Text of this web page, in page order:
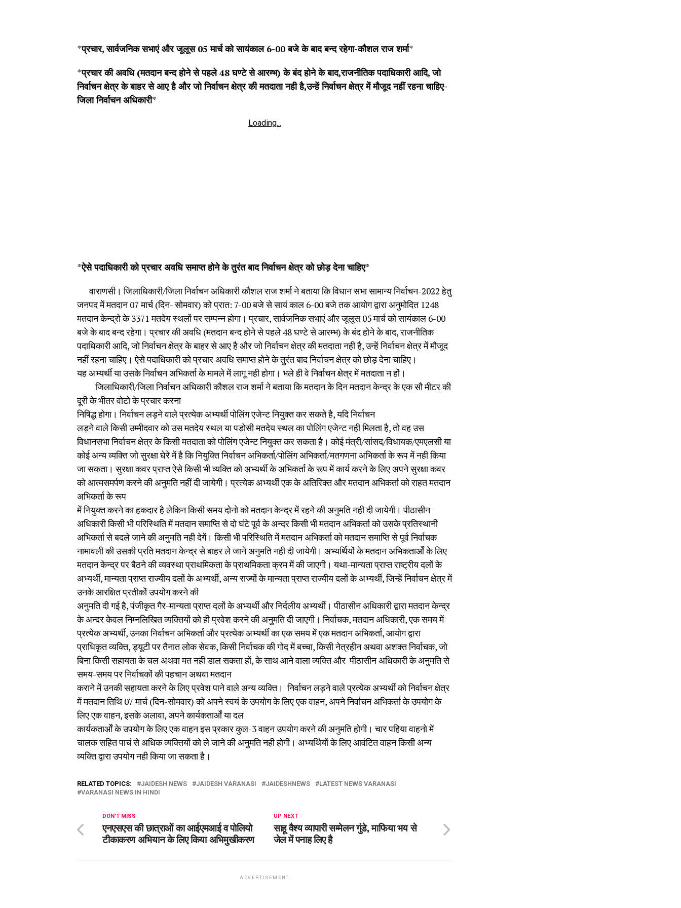
*प्रचार, सार्वजनिक सभाएं और जूलूस 05 मार्च को सायंकाल 6-00 बजे के बाद बन्द रहेगा-कौशल राज शर्मा*
*प्रचार की अवधि (मतदान बन्द होने से पहले 48 घण्टे से आरम्भ) के बंद होने के बाद,राजनीतिक पदाधिकारी आदि, जो
निर्वाचन क्षेत्र के बाहर से आए है और जो निर्वाचन क्षेत्र की मतदाता नही है,उन्हें निर्वाचन क्षेत्र में मौजूद नहीं रहना चाहिए-
जिला निर्वाचन अधिकारी*
Loading...
*ऐसे पदाधिकारी को प्रचार अवधि समाप्त होने के तुरंत बाद निर्वाचन क्षेत्र को छोड़ देना चाहिए*
वाराणसी। जिलाधिकारी/जिला निर्वाचन अधिकारी कौशल राज शर्मा ने बताया कि विधान सभा सामान्य निर्वाचन-2022 हेतु
जनपद में मतदान 07 मार्च (दिन- सोमवार) को प्रात: 7-00 बजे से सायं काल 6-00 बजे तक आयोग द्वारा अनुमोदित 1248
मतदान केन्द्रो के 3371 मतदेय स्थलों पर सम्पन्न होगा। प्रचार, सार्वजनिक सभाएं और जूलूस 05 मार्च को सायंकाल 6-00
बजे के बाद बन्द रहेगा। प्रचार की अवधि (मतदान बन्द होने से पहले 48 घण्टे से आरम्भ) के बंद होने के बाद, राजनीतिक
पदाधिकारी आदि, जो निर्वाचन क्षेत्र के बाहर से आए है और जो निर्वाचन क्षेत्र की मतदाता नही है, उन्हें निर्वाचन क्षेत्र में मौजूद
नहीं रहना चाहिए। ऐसे पदाधिकारी को प्रचार अवधि समाप्त होने के तुरंत बाद निर्वाचन क्षेत्र को छोड़ देना चाहिए।
यह अभ्यर्थी या उसके निर्वाचन अभिकर्ता के मामले में लागू नही होगा। भले ही वे निर्वाचन क्षेत्र में मतदाता न हों।
जिलाधिकारी/जिला निर्वाचन अधिकारी कौशल राज शर्मा ने बताया कि मतदान के दिन मतदान केन्द्र के एक सौ मीटर की
दूरी के भीतर वोटो के प्रचार करना
निषिद्ध होगा। निर्वाचन लड़ने वाले प्रत्येक अभ्यर्थी पोलिंग एजेन्ट नियुक्त कर सकते है, यदि निर्वाचन
लड़ने वाले किसी उम्मीदवार को उस मतदेय स्थल या पड़ोसी मतदेय स्थल का पोलिंग एजेन्ट नही मिलता है, तो वह उस
विधानसभा निर्वाचन क्षेत्र के किसी मतदाता को पोलिंग एजेन्ट नियुक्त कर सकता है। कोई मंत्री/सांसद/विधायक/एमएलसी या
कोई अन्य व्यक्ति जो सुरक्षा घेरे में है कि नियुक्ति निर्वाचन अभिकर्ता/पोलिंग अभिकर्ता/मतगणना अभिकर्ता के रूप में नही किया
जा सकता। सुरक्षा कवर प्राप्त ऐसे किसी भी व्यक्ति को अभ्यर्थी के अभिकर्ता के रूप में कार्य करने के लिए अपने सुरक्षा कवर
को आत्मसमर्पण करने की अनुमति नहीं दी जायेगी। प्रत्येक अभ्यर्थी एक के अतिरिक्त और मतदान अभिकर्ता को राहत मतदान
अभिकर्ता के रूप
में नियुक्त करने का हकदार है लेकिन किसी समय दोनो को मतदान केन्द्र में रहने की अनुमति नही दी जायेगी। पीठासीन
अधिकारी किसी भी परिस्थिति में मतदान समाप्ति से दो घंटे पूर्व के अन्दर किसी भी मतदान अभिकर्ता को उसके प्रतिस्थानी
अभिकर्ता से बदले जाने की अनुमति नही देगें। किसी भी परिस्थिति में मतदान अभिकर्ता को मतदान समाप्ति से पूर्व निर्वाचक
नामावली की उसकी प्रति मतदान केन्द्र से बाहर ले जाने अनुमति नही दी जायेगी। अभ्यर्थियों के मतदान अभिकतार्ओं के लिए
मतदान केन्द्र पर बैठने की व्यवस्था प्राथमिकता के प्राथमिकता क्रम में की जाएगी। यथा-मान्यता प्राप्त राष्ट्रीय दलों के
अभ्यर्थी, मान्यता प्राप्त राज्यीय दलों के अभ्यर्थी, अन्य राज्यों के मान्यता प्राप्त राज्यीय दलों के अभ्यर्थी, जिन्हें निर्वाचन क्षेत्र में
उनके आरक्षित प्रतीकों उपयोग करने की
अनुमति दी गई है, पंजीकृत गैर-मान्यता प्राप्त दलों के अभ्यर्थी और निर्दलीय अभ्यर्थी। पीठासीन अधिकारी द्वारा मतदान केन्द्र
के अन्दर केवल निम्नलिखित व्यक्तियों को ही प्रवेश करने की अनुमति दी जाएगी। निर्वाचक, मतदान अधिकारी, एक समय में
प्रत्येक अभ्यर्थी, उनका निर्वाचन अभिकर्ता और प्रत्येक अभ्यर्थी का एक समय में एक मतदान अभिकर्ता, आयोग द्वारा
प्राधिकृत व्यक्ति, ड्यूटी पर तैनात लोक सेवक, किसी निर्वाचक की गोद में बच्चा, किसी नेत्रहीन अथवा अशक्त निर्वाचक, जो
बिना किसी सहायता के चल अथवा मत नही डाल सकता हों, के साथ आने वाला व्यक्ति और पीठासीन अधिकारी के अनुमति से
समय-समय पर निर्वाचकों की पहचान अथवा मतदान
कराने में उनकी सहायता करने के लिए प्रवेश पाने वाले अन्य व्यक्ति। निर्वाचन लड़ने वाले प्रत्येक अभ्यर्थी को निर्वाचन क्षेत्र
में मतदान तिथि 07 मार्च (दिन-सोमवार) को अपने स्वयं के उपयोग के लिए एक वाहन, अपने निर्वाचन अभिकर्ता के उपयोग के
लिए एक वाहन, इसके अलावा, अपने कार्यकतार्ओं या दल
कार्यकतार्ओं के उपयोग के लिए एक वाहन इस प्रकार कुल-3 वाहन उपयोग करने की अनुमति होगी। चार पहिया वाहनो में
चालक सहित पाचं से अधिक व्यक्तियों को ले जाने की अनुमति नही होगी। अभ्यर्थियों के लिए आवंटित वाहन किसी अन्य
व्यक्ति द्वारा उपयोग नही किया जा सकता है।
RELATED TOPICS: JAIDESH NEWS JAIDESH VARANASI JAIDESHNEWS
LATEST NEWS VARANASI
VARANASI NEWS IN HINDI
UP NEXT
साहू वैश्य व्यापारी सम्मेलन गुंडे, माफिया भय से
जेल में पनाह लिए है
DON'T MISS
एनएसएस की छात्राओं का आईएमआई व पोलियो
टीकाकरण अभियान के लिए किया अभिमुखीकरण
ADVERTISEMENT